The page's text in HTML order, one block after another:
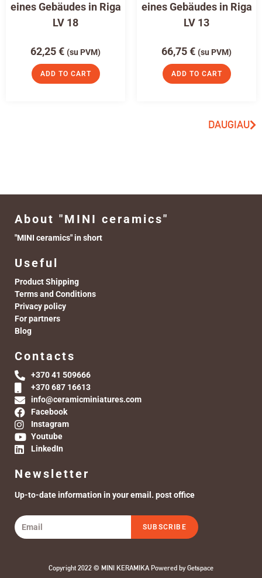
eines Gebäudes in Riga
LV 18
62,25€ (su PVM)
ADD TO CART
eines Gebäudes in Riga
LV 13
66,75€ (su PVM)
ADD TO CART
DAUGIAU
About "MINI ceramics"
"MINI ceramics" in short
Useful
Product Shipping
Terms and Conditions
Privacy policy
For partners
Blog
Contacts
+370 41 509666
+370 687 16613
info@ceramicminiatures.com
Facebook
Instagram
Youtube
LinkedIn
Newsletter
Up-to-date information in your email. post office
SUBSCRIBE
Copyright 2022 © MINI KERAMIKA Powered byGetspace